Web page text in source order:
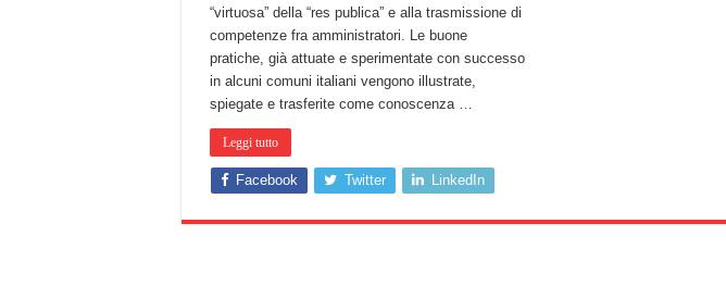
“virtuosa” della “res publica” e alla trasmissione di
competenze fra amministratori. Le buone
pratiche, già attuate e sperimentate con successo
in alcuni comuni italiani vengono illustrate,
spiegate e trasferite come conoscenza …
Leggi tutto
Facebook Twitter LinkedIn